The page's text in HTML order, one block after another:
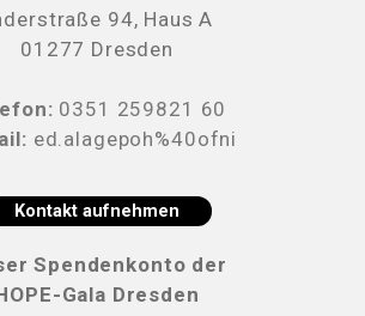
94, Haus A
01277 Dresden
0351 259821 60
ed.alagepoh%40ofni
Kontakt aufnehmen
Spendenkonto der
Gala Dresden